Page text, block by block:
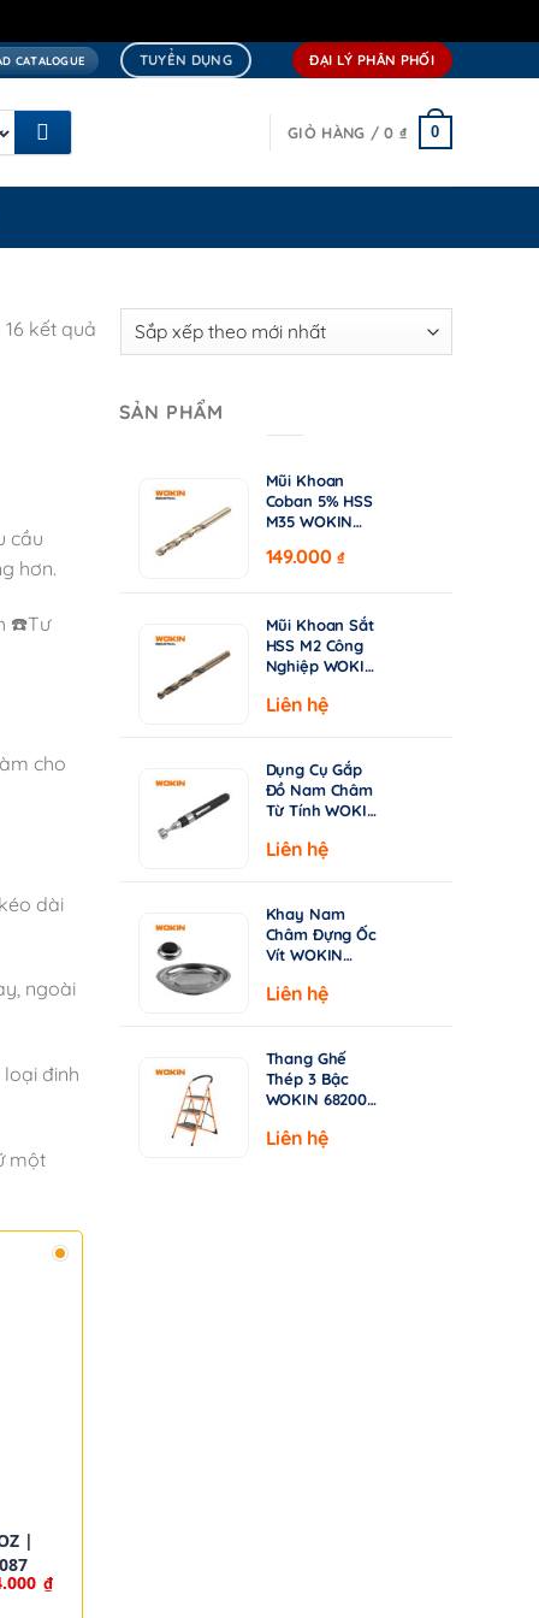
CATALOGUE TUYỂN DỤNG ĐẠI LÝ PHÂN PHỐI
GIỎ HÀNG /0 ₫ 0
16 kết quả
cầu
hơn.
☎️Tư
cho
dài
ngoài
đinh
một
|
₫
SẢN PHẨM
Mũi Khoan
Coban 5% HSS
M35 WOKIN
| DIN338
Cứng
15.000
149.000 ₫
Khoảng
Mũi Khoan Sắt
HSS M2 Công
Nghiệp WOKIN
| Tiêu Chuẩn
Liên hệ
Dụng Cụ Gắp
Đồ Nam Châm
Từ Tính WOKIN
Rút Dài 130-
Liên hệ
Khay Nam
Châm Đựng Ốc
Vít WOKIN
Đường Kính
Liên hệ
Thang Ghế
Thép 3 Bậc
WOKIN 682003
150kg
Liên hệ